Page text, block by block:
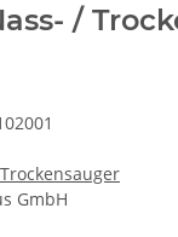
/
GmbH